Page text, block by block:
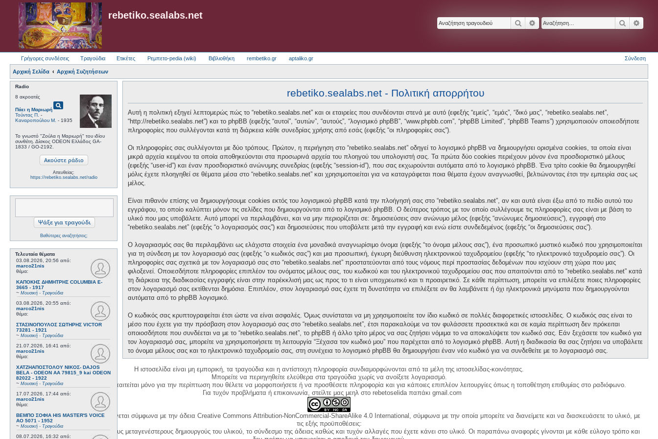
rebetiko.sealabs.net
ΑναζήτησηΕιδική αναζήτηση
Γρήγορες συνδέσεις Τραγούδια Ετικέτες Ρεμπετο-pedia (wiki) Βιβλιοθήκη rembetiko.gr aptaliko.gr Σύνδεση
Αρχική Σελίδα Αρχική Συζητήσεων
Radio
8 ακροατές
Πάει η Μαριωρήpageview
Τούντας Π. -
Καναροπούλου Μ. - 1935
Το γνωστό "Ζούλα η Μαριωρή" του ιδίου
συνθέτη. Δίσκος ODEON Ελλάδος GA-
1833 / GO-2192.
Απευθείας:
https://rebetiko.sealabs.net/radio
Βαθύτερες αναζητήσεις;
Τελευταία θέματα
03.08.2026, 20:56 από:
marco21nis
θέμα:
ΚΑΠΟΚΗΣ ΔΗΜΗΤΡΗΣ COLUMBIA E-
3665 - 1917
~ Μουσική - Τραγούδια
03.08.2026, 20:55 από:
marco21nis
θέμα:
ΣΤΑΣΙΝΟΠΟΥΛΟΣ ΣΩΤΗΡΗΣ VICTOR
73281 - 1921
~ Μουσική - Τραγούδια
21.07.2026, 16:41 από:
marco21nis
θέμα:
ΧΑΤΖΗΑΠΟΣΤΟΛΟΥ ΝΙΚΟΣ- DAJOS
BELA - ODEON AA 79815_9 kai ODEON
82022 - 1922
~ Μουσική - Τραγούδια
17.07.2026, 17:44 από:
marco21nis
θέμα:
ΒΕΜΠΟ ΣΟΦΙΑ HIS MASTER'S VOICE
AO 5071 - 1952
~ Μουσική - Τραγούδια
08.07.2026, 16:32 από:
rebetiko.sealabs.net - Πολιτική απορρήτου
Αυτή η πολιτική εξηγεί λεπτομερώς πώς το “rebetiko.sealabs.net” και οι εταιρείες που συνδέονται στενά με αυτό (εφεξής “εμείς”, “εμάς”, “δικό μας”, “rebetiko.sealabs.net”,
“http://rebetiko.sealabs.net”) και το phpBB (εφεξής “αυτοί”, “αυτών”, “αυτούς”, “λογισμικό phpBB”, “www.phpbb.com”, “phpBB Limited”, “phpBB Teams”) χρησιμοποιούν οποιεσδήποτε
πληροφορίες που συλλέγονται κατά τη διάρκεια κάθε συνεδρίας χρήσης από εσάς (εφεξής “οι πληροφορίες σας”).
Οι πληροφορίες σας συλλέγονται με δύο τρόπους. Πρώτον, η περιήγηση στο “rebetiko.sealabs.net” οδηγεί το λογισμικό phpBB να δημιουργήσει ορισμένα cookies, τα οποία είναι
μικρά αρχεία κειμένου τα οποία αποθηκεύονται στα προσωρινά αρχεία του πλοηγού του υπολογιστή σας. Τα πρώτα δύο cookies περιέχουν μόνον ένα προσδιοριστικό μέλους
(εφεξής “user-id”) και έναν προσδιοριστικό ανώνυμης συνεδρίας (εφεξής “session-id”), που σας εκχωρούνται αυτόματα από το λογισμικό phpBB. Ένα τρίτο cookie θα δημιουργηθεί
μόλις έχετε πλοηγηθεί σε θέματα μέσα στο “rebetiko.sealabs.net” και χρησιμοποιείται για να καταγράφεται ποια θέματα έχουν αναγνωσθεί, βελτιώνοντας έτσι την εμπειρία σας ως
μέλος.
Είναι πιθανόν επίσης να δημιουργήσουμε cookies εκτός του λογισμικού phpBB κατά την πλοήγησή σας στο “rebetiko.sealabs.net”, αν και αυτά είναι έξω από το πεδίο αυτού του
εγγράφου, το οποίο καλύπτει μόνον τις σελίδες που δημιουργούνται από το λογισμικό phpBB. Ο δεύτερος τρόπος με τον οποίο συλλέγουμε τις πληροφορίες σας είναι με βάση το
υλικό που μας υποβάλετε. Αυτό μπορεί να περιλαμβάνει, και να μην περιορίζεται σε: δημοσιεύσεις σαν ανώνυμο μέλος (εφεξής “ανώνυμες δημοσιεύσεις”), εγγραφή στο
“rebetiko.sealabs.net” (εφεξής “ο λογαριασμός σας”) και δημοσιεύσεις που υποβάλετε μετά την εγγραφή και ενώ είστε συνδεδεμένος (εφεξής “οι δημοσιεύσεις σας”).
Ο λογαριασμός σας θα περιλαμβάνει ως ελάχιστα στοιχεία ένα μοναδικά αναγνωρίσιμο όνομα (εφεξής “το όνομα μέλους σας”), ένα προσωπικό μυστικό κωδικό που χρησιμοποιείται
για τη σύνδεση με τον λογαριασμό σας (εφεξής “ο κωδικός σας”) και μια προσωπική, έγκυρη διεύθυνση ηλεκτρονικού ταχυδρομείου (εφεξής “το ηλεκτρονικό ταχυδρομείο σας”). Οι
πληροφορίες σας σχετικά με τον λογαριασμό σας στο “rebetiko.sealabs.net” προστατεύονται από τους νόμους περί προστασίας δεδομένων που ισχύουν στη χώρα που μας
φιλοξενεί. Οποιεσδήποτε πληροφορίες επιπλέον του ονόματος μέλους σας, του κωδικού και του ηλεκτρονικού ταχυδρομείου σας που απαιτούνται από το “rebetiko.sealabs.net” κατά
τη διάρκεια της διαδικασίας εγγραφής είναι στην παρέκκλισή μας ως προς το τι είναι υποχρεωτικό και τι προαιρετικό. Σε κάθε περίπτωση, μπορείτε να επιλέξετε ποιες πληροφορίες
στον λογαριασμό σας εκτίθενται δημόσια. Επιπλέον, στον λογαριασμό σας έχετε τη δυνατότητα να επιλέξετε αν θα λαμβάνετε ή όχι ηλεκτρονικά μηνύματα που δημιουργούνται
αυτόματα από το phpBB λογισμικό.
Ο κωδικός σας κρυπτογραφείται έτσι ώστε να είναι ασφαλές. Όμως συνίσταται να μη χρησιμοποιείτε τον ίδιο κωδικό σε πολλές διαφορετικές ιστοσελίδες. Ο κωδικός σας είναι το
μέσο που έχετε για την πρόσβαση στον λογαριασμό σας στο “rebetiko.sealabs.net”, έτσι παρακαλούμε να τον φυλάσσετε προσεκτικά και σε καμία περίπτωση δεν πρόκειται
οποιοσδήποτε που συνδέεται να με το “rebetiko.sealabs.net”, το phpBB ή άλλο τρίτο μέρος να σας ζητήσει νόμιμα το να αποκαλύψετε τον κωδικό σας. Εάν ξεχάσετε τον κωδικό για
τον λογαριασμό σας, μπορείτε να χρησιμοποιήσετε τη λειτουργία “Ξέχασα τον κωδικό μου” που παρέχεται από το λογισμικό phpBB. Αυτή η διαδικασία θα σας ζητήσει να υποβάλετε
το όνομα μέλους σας και το ηλεκτρονικό ταχυδρομείο σας, στη συνέχεια το λογισμικό phpBB θα δημιουργήσει έναν νέο κωδικό για να συνδεθείτε με το λογαριασμό σας.
Η ιστοσελίδα είναι μη εμπορική, τα τραγούδια και η αντίστοιχη πληροφορία συνδιαμορφώνονται από τα μέλη της ιστοσελίδας-κοινότητας.
Μπορείτε να περιηγηθείτε ελεύθερα στα τραγούδια χωρίς να ανοίξετε λογαριασμό.
Η δημιουργία λογαριασμού απαιτείται μόνο για την περίπτωση που θέλετε να μορφοποιήσετε ή να προσθέσετε πληροφορία και για κάποιες επιπλέον λειτουργίες όπως η τοποθέτηση επιθυμίας στο ραδιόφωνο.
Για τυχόν προβλήματα ή επικοινωνία, στείλτε μας μεηλ στο rebetoselida παπάκι gmail.com
Η χρήση του υλικού της σελίδας γίνεται σύμφωνα με την άδεια Creative Commons Attribution-NonCommercial-ShareAlike 4.0 International, σύμφωνα με την οποία μπορείτε να διανείμετε και να διασκευάσετε το υλικό, με
τις εξής προϋποθέσεις:
1. Να αναφέρετε τον αρχικό και τους μεταγενέστερους δημιουργούς του υλικού, το σύνδεσμο της άδειας καθώς και τυχόν αλλαγές που έχετε κάνει στο υλικό. Οι παραπάνω αναφορές γίνονται με κάθε εύλογο τρόπο και